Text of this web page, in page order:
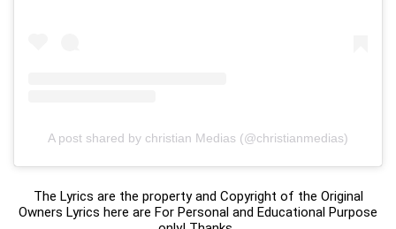
A post shared by christian Medias (@christianmedias)
The Lyrics are the property and Copyright of the Original
Owners Lyrics here are For Personal and Educational Purpose